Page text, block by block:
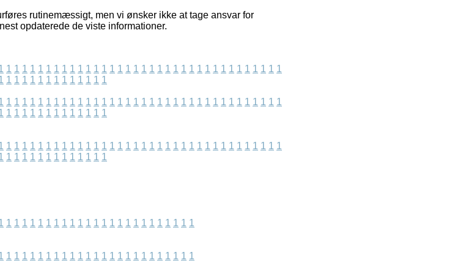
rutinemæssigt, men vi ønsker ikke at tage ansvar for
opdaterede de viste informationer.
1 1 1 1 1 1 1 1 1 1 1 1 1 1 1 1 1 1 1 1 1 1 1 1 1 1 1 1 1 1 1 1 1 1 1
1 1 1 1 1 1 1 1 1 1 1 1 1
1 1 1 1 1 1 1 1 1 1 1 1 1 1 1 1 1 1 1 1 1 1 1 1 1 1 1 1 1 1 1 1 1 1 1
1 1 1 1 1 1 1 1 1 1 1 1 1
1 1 1 1 1 1 1 1 1 1 1 1 1 1 1 1 1 1 1 1 1 1 1 1 1 1 1 1 1 1 1 1 1 1 1
1 1 1 1 1 1 1 1 1 1 1 1 1
1 1 1 1 1 1 1 1 1 1 1 1 1 1 1 1 1 1 1 1 1 1 1 1
1 1 1 1 1 1 1 1 1 1 1 1 1 1 1 1 1 1 1 1 1 1 1 1